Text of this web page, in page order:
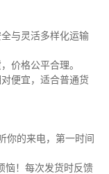
与灵活多样化运输
价格公平合理。
便宜，适合普通货
你的来电，第一时间
恼！每次发货时反馈